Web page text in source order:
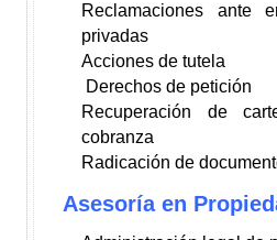
Reclamaciones ante
privadas
Acciones de tutela
Derechos de petición
Recuperación de
cobranza
Radicación de
Asesoría en